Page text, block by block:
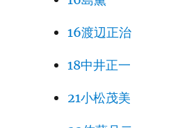
16渡辺正治
18中井正一
21小松茂美